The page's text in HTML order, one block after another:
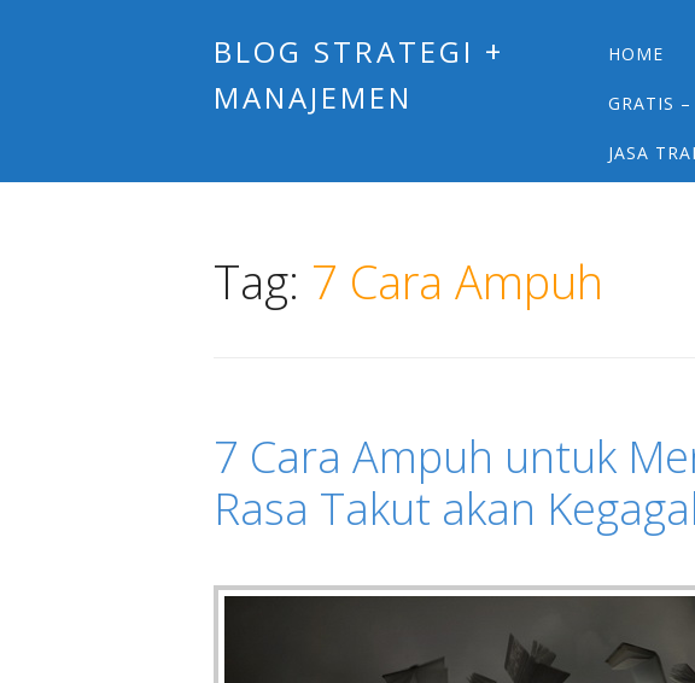
BLOG STRATEGI +
MANAJEMEN
Skip
content
HOME
GRATIS
JASA
Tag: 7 Cara Ampuh
7 Cara Ampuh untuk
Rasa Takut akan